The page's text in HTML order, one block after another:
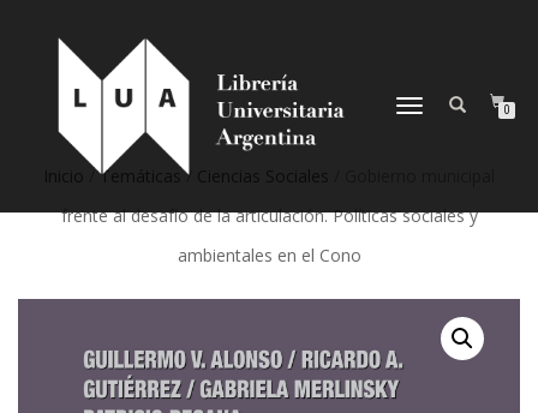
NAVEGACIÓN
0
Inicio /Temáticas / Ciencias Sociales
frente al desafío de la articulación. Políticas sociales y
ambientales en el Cono